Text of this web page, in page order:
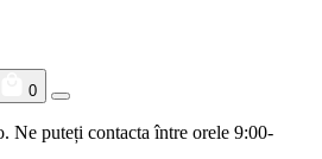
0
Ne puteți contacta între orele 9:00-